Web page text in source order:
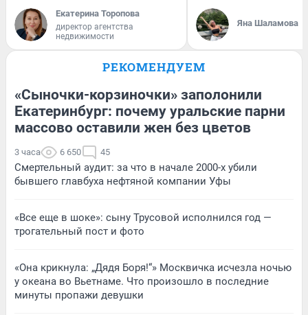
Екатерина Торопова
директор агентства
недвижимости
Яна Шаламова
РЕКОМЕНДУЕМ
«Сыночки-корзиночки» заполонили
Екатеринбург: почему уральские парни
массово оставили жен без цветов
3 часа 6 650 45
Смертельный аудит: за что в начале 2000-х убили
бывшего главбуха нефтяной компании Уфы
«Все еще в шоке»: сыну Трусовой исполнился год —
трогательный пост и фото
«Она крикнула: „Дядя Боря!“» Москвичка исчезла ночью
у океана во Вьетнаме. Что произошло в последние
минуты пропажи девушки